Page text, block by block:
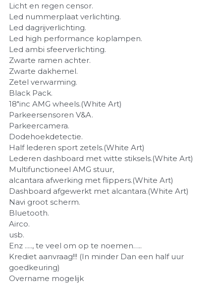
Licht en regen censor.
Led nummerplaat verlichting.
Led dagrijverlichting.
Led high performance koplampen.
Led ambi sfeerverlichting.
Zwarte ramen achter.
Zwarte dakhemel.
Zetel verwarming.
Black Pack.
18"inc AMG wheels.(White Art)
Parkeersensoren V&A.
Parkeercamera.
Dodehoekdetectie.
Half lederen sport zetels.(White Art)
Lederen dashboard met witte stiksels.(White Art)
Multifunctioneel AMG stuur,
alcantara afwerking met flippers.(White Art)
Dashboard afgewerkt met alcantara.(White Art)
Navi groot scherm.
Bluetooth.
Airco.
usb.
Enz ....., te veel om op te noemen…..
Krediet aanvraag!!! (In minder Dan een half uur
goedkeuring)
Overname mogelijk